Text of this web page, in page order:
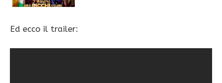
Ed ecco il trailer: